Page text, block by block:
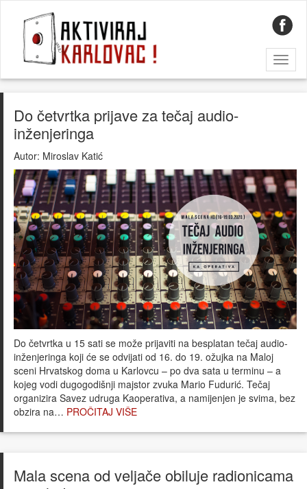
Do četvrtka prijave za tečaj audio-
inženjeringa
Autor: Miroslav Katić
Do četvrtka u 15 sati se može prijaviti na besplatan tečaj audio-
inženjeringa koji će se odvijati od 16. do 19. ožujka na Maloj
sceni Hrvatskog doma u Karlovcu – po dva sata u terminu – a
kojeg vodi dugogodišnji majstor zvuka Mario Fudurić. Tečaj
organizira Savez udruga Kaoperativa, a namijenjen je svima, bez
obzira na… PROČITAJ VIŠE
Mala scena od veljače obiluje radionicama